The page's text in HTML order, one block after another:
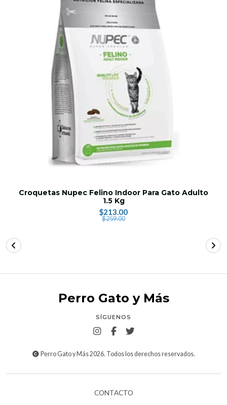
Croquetas Nupec Felino Indoor Para Gato Adulto
1.5 Kg
$213.00
$259.00
Perro Gato y Más
SÍGUENOS
Perro Gato y Más 2026. Todos los derechos reservados.
CONTACTO